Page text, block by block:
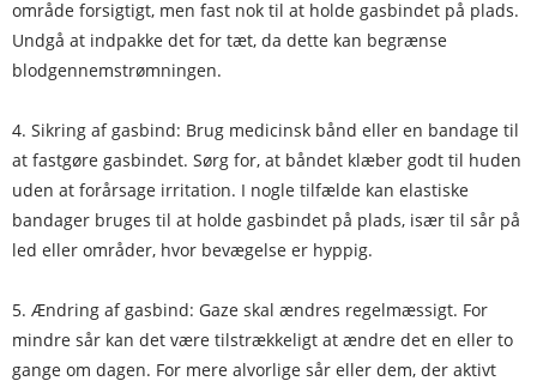
område forsigtigt, men fast nok til at holde gasbindet på plads.
Undgå at indpakke det for tæt, da dette kan begrænse
blodgennemstrømningen.
4. Sikring af gasbind: Brug medicinsk bånd eller en bandage til
at fastgøre gasbindet. Sørg for, at båndet klæber godt til huden
uden at forårsage irritation. I nogle tilfælde kan elastiske
bandager bruges til at holde gasbindet på plads, især til sår på
led eller områder, hvor bevægelse er hyppig.
5. Ændring af gasbind: Gaze skal ændres regelmæssigt. For
mindre sår kan det være tilstrækkeligt at ændre det en eller to
gange om dagen. For mere alvorlige sår eller dem, der aktivt